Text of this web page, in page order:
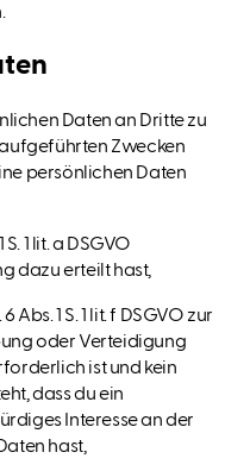
Daten an Dritte zu
Zwecken
persönlichen Daten
1 lit. a DSGVO
dazu erteilt hast,
1 S. 1 lit. f DSGVO zur
oder Verteidigung
ist und kein
dass du ein
Interesse an der
hast,